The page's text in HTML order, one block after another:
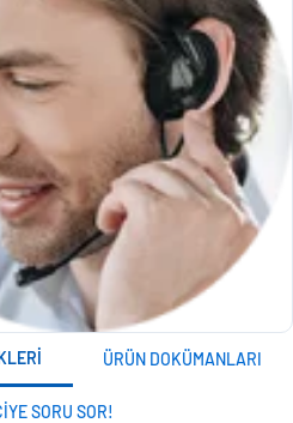
ÜRÜN DOKÜMANLARI
SORU SOR!